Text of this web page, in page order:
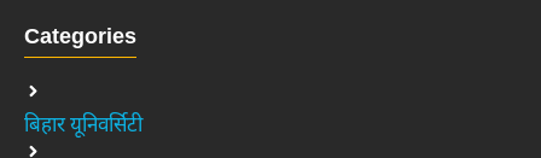
Categories
बिहार यूनिवर्सिटी